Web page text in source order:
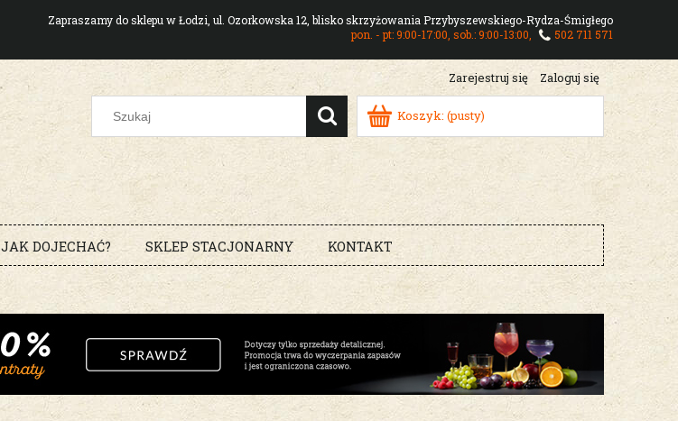
Zapraszamy do sklepu w Łodzi, ul. Ozorkowska 12, blisko skrzyżowania Przybyszewskiego-Rydza-Śmigłego
pon. - pt: 9:00-17:00, sob.: 9:00-13:00,
502 711 571
Zarejestruj się Zaloguj się
Koszyk: (pusty)
JAK DOJECHAĆ? SKLEP STACJONARNY KONTAKT